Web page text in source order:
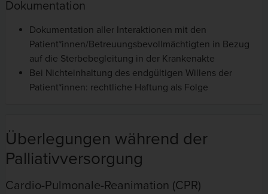
Dokumentation
Dokumentation aller Interaktionen mit den
Patient*innen/Betreuungsbevollmächtigten in Bezug
auf die Sterbebegleitung in der Krankenakte
Bei Nichteinhaltung des endgültigen Willens der
Patient*innen: rechtliche Haftung als Folge
Überlegungen während der
Palliativversorgung
Cardio-Pulmonale-Reanimation (CPR)